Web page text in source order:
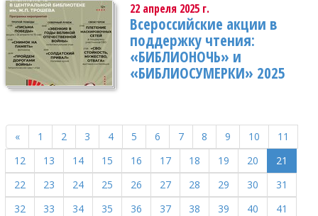
22 апреля 2025 г.
Всероссийские акции в
поддержку чтения:
«БИБЛИОНОЧЬ» и
«БИБЛИОСУМЕРКИ» 2025
« 1 2 3 4 5 6 7 8 9 10
11
12
13 14 15 16 17 18 19 20
21
22
23 24 25 26 27 28 29 30
31
32
33 34 35 36 37 38 39 40
41